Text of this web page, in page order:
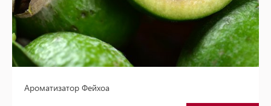
Ароматизатор Фейхоа